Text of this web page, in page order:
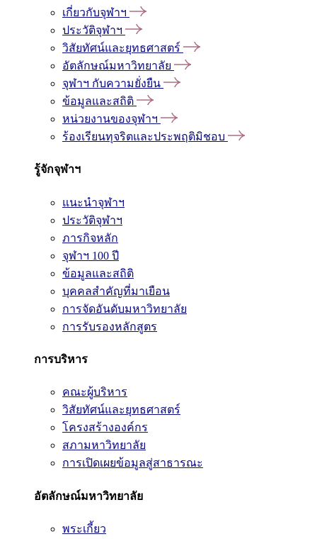
เกี่ยวกับจุฬาฯ
ประวัติจุฬาฯ
วิสัยทัศน์และยุทธศาสตร์
อัตลักษณ์มหาวิทยาลัย
จุฬาฯ กับความยั่งยืน
ข้อมูลและสถิติ
หน่วยงานของจุฬาฯ
ร้องเรียนทุจริตและประพฤติมิชอบ
รู้จักจุฬาฯ
แนะนำจุฬาฯ
ประวัติจุฬาฯ
ภารกิจหลัก
จุฬาฯ 100 ปี
ข้อมูลและสถิติ
บุคคลสำคัญที่มาเยือน
การจัดอันดับมหาวิทยาลัย
การรับรองหลักสูตร
การบริหาร
คณะผู้บริหาร
วิสัยทัศน์และยุทธศาสตร์
โครงสร้างองค์กร
สภามหาวิทยาลัย
การเปิดเผยข้อมูลสู่สาธารณะ
อัตลักษณ์มหาวิทยาลัย
พระเกี้ยว